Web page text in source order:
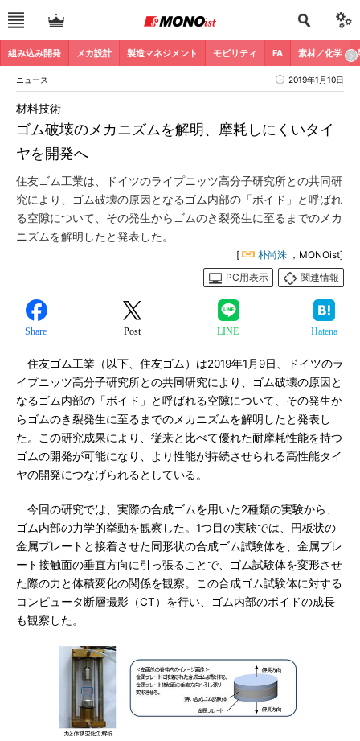
組み込み開発 メカ設計 製造マネジメント モビリティ FA 素材／化学
ニュース 2019年1月10日
ゴム破壊のメカニズムを解明、摩耗しにくいタイ
ヤを開発へ
材料技術
住友ゴム工業は、ドイツのライプニッツ高分子研究所との共同研
究により、ゴム破壊の原因となるゴム内部の「ボイド」と呼ばれ
る空隙について、その発生からゴムのき裂発生に至るまでのメカ
ニズムを解明したと発表した。
[ 朴尚洙 ，MONOist]
PC用表示
関連情報
Share Post LINE Hatena
住友ゴム工業（以下、住友ゴム）は2019年1月9日、ドイツのラ
イプニッツ高分子研究所との共同研究により、ゴム破壊の原因と
なるゴム内部の「ボイド」と呼ばれる空隙について、その発生か
らゴムのき裂発生に至るまでのメカニズムを解明したと発表し
た。この研究成果により、従来と比べて優れた耐摩耗性能を持つ
ゴムの開発が可能になり、より性能が持続させられる高性能タイ
ヤの開発につなげられるとしている。
今回の研究では、実際の合成ゴムを用いた2種類の実験から、
ゴム内部の力学的挙動を観察した。1つ目の実験では、円板状の
金属プレートと接着させた同形状の合成ゴム試験体を、金属プレ
ート接触面の垂直方向に引っ張ることで、ゴム試験体を変形させ
た際の力と体積変化の関係を観察。この合成ゴム試験体に対する
コンピュータ断層撮影（CT）を行い、ゴム内部のボイドの成長
も観察した。